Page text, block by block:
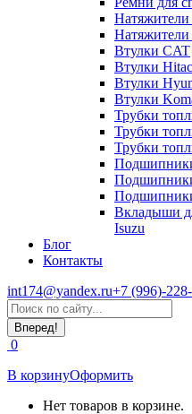
Втулки CAT
Втулки
Втулки
Втулки
Трубки
Трубки
Трубки
Вкладыши
Isuzu
Блог
Контакты
int174@yandex.ru+7 (996)-
Страница
WhatsApp
открывается
в
новом
окне
Поиск:
0
В корзинуОформить
Нет товаров в корзине.